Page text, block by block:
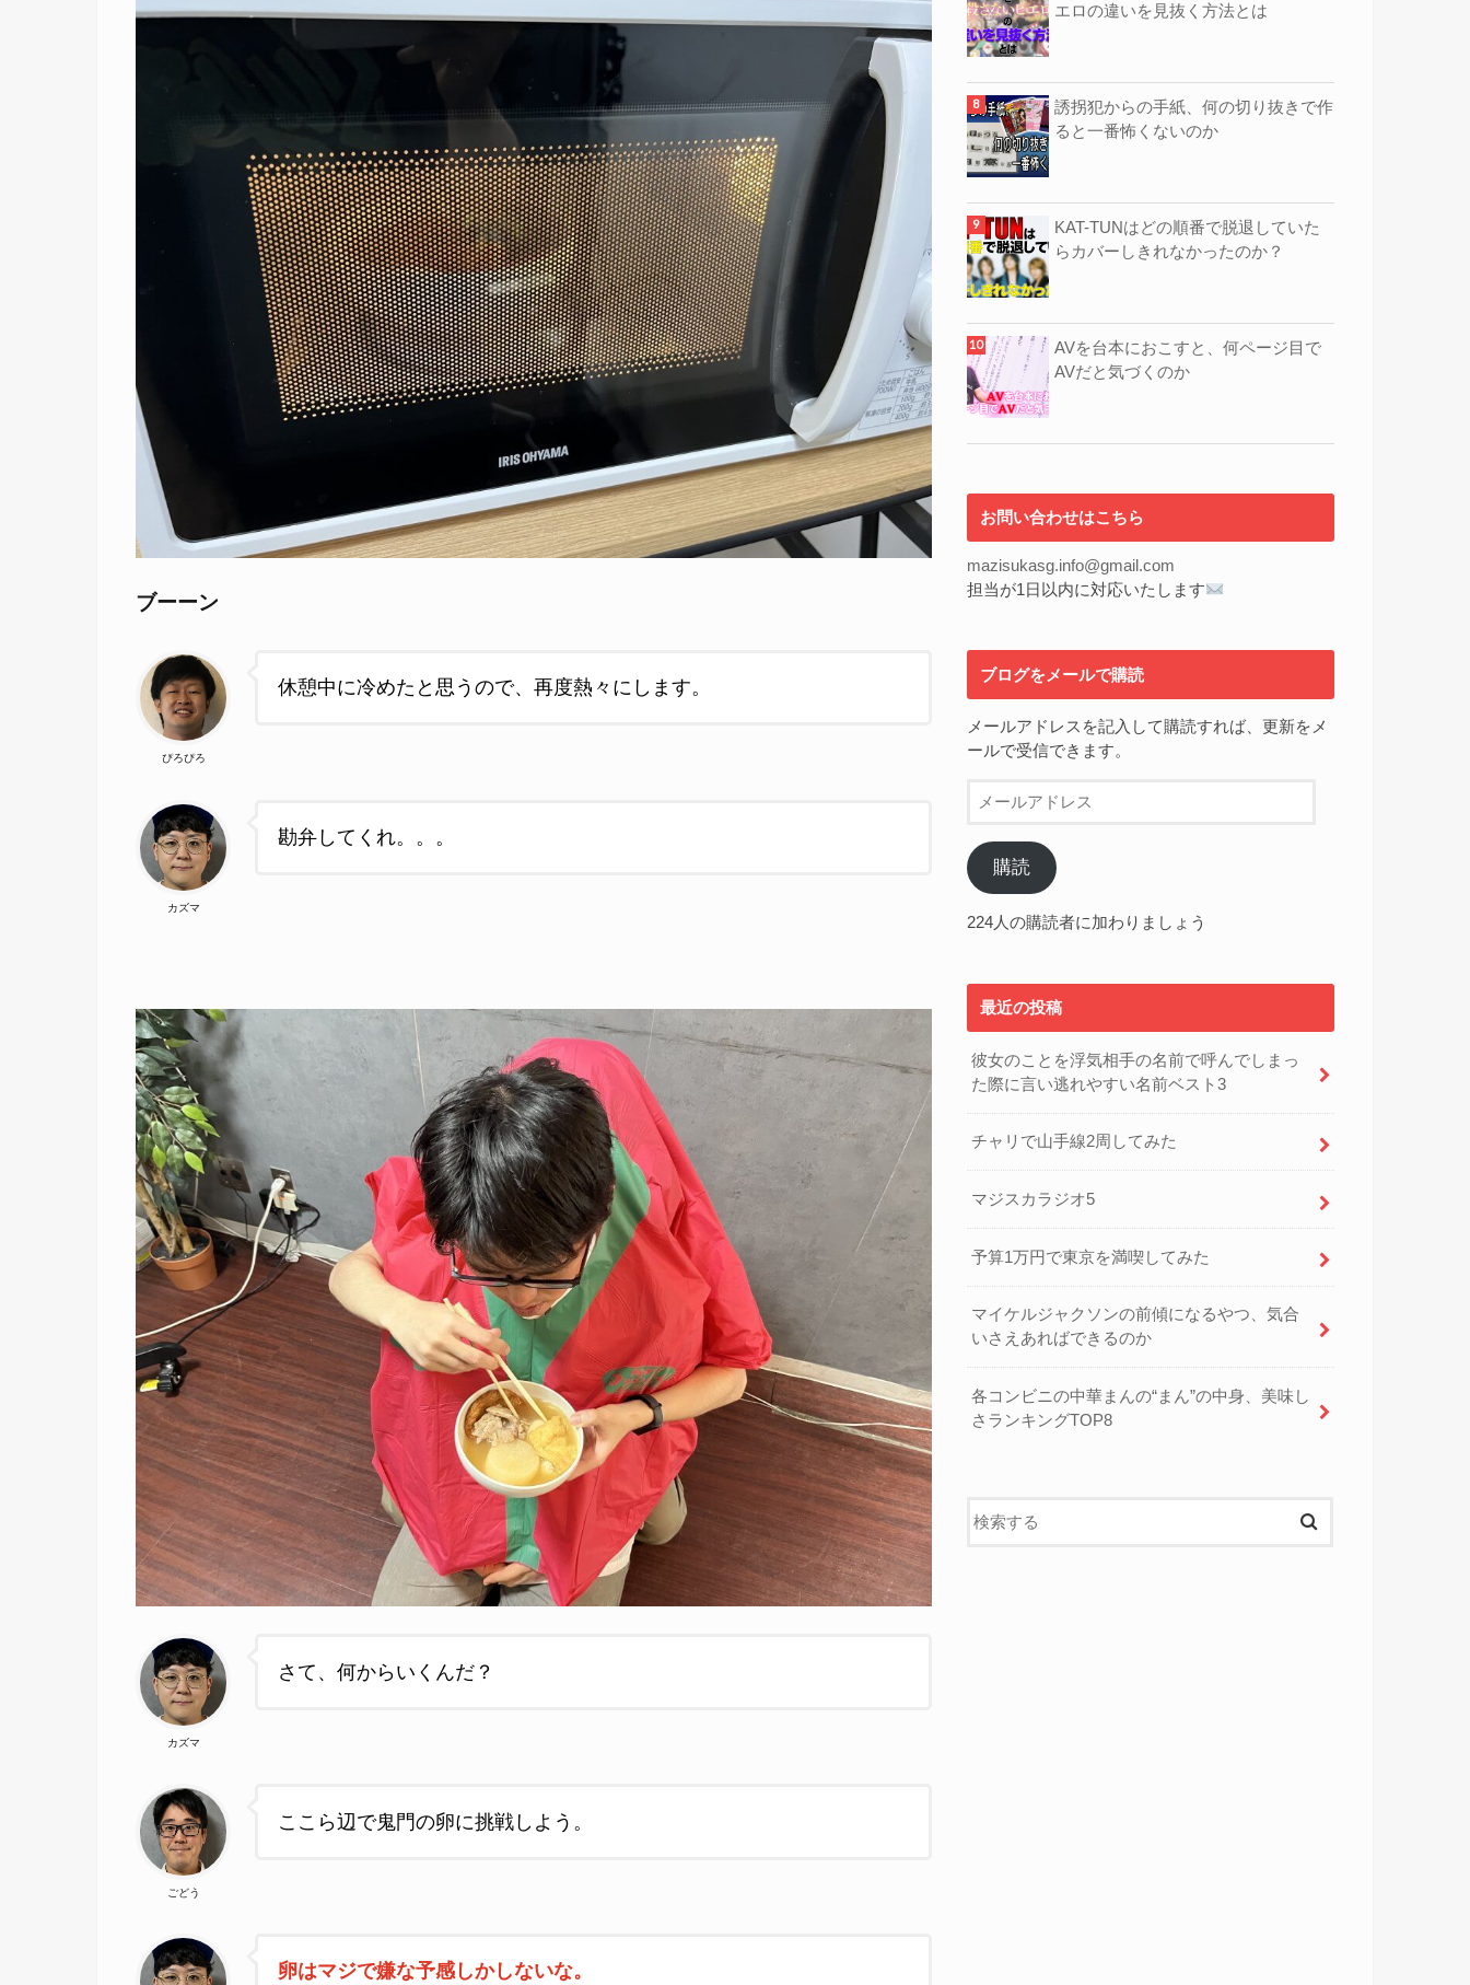
ブーーン
ぴろぴろ
休憩中に冷めたと思うので、再度熱々にします。
カズマ
勘弁してくれ。。。
カズマ
さて、何からいくんだ？
ごどう
ここら辺で鬼門の卵に挑戦しよう。
卵はマジで嫌な予感しかしないな。
エロの違いを見抜く方法とは
誘拐犯からの手紙、何の切り抜きで作
ると一番怖くないのか
KAT-TUNはどの順番で脱退していた
らカバーしきれなかったのか？
AVを台本におこすと、何ページ目で
AVだと気づくのか
お問い合わせはこちら
mazisukasg.info@gmail.com
担当が1日以内に対応いたします
ブログをメールで購読
メールアドレスを記入して購読すれば、更新をメ
ールで受信できます。
ー
ア
ド
購読
224人の購読者に加わりましょう
最近の投稿
彼女のことを浮気相手の名前で呼んでしまっ
た際に言い逃れやすい名前ベスト3
チャリで山手線2周してみた
マジスカラジオ5
予算1万円で東京を満喫してみた
マイケルジャクソンの前傾になるやつ、気合
いさえあればできるのか
各コンビニの中華まんの“まん”の中身、美味し
さランキングTOP8